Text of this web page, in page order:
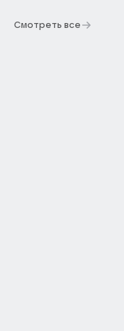
Смотреть все